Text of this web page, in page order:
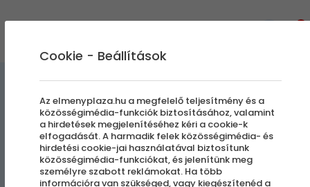
Mandalafestő workshop
Kerepes - Szilasliget
Cookie - Beállítások
Az elmenyplaza.hu a megfelelő teljesítmény és a
közösségimédia-funkciók biztosításához, valamint
a hirdetések megjelenítéséhez kéri a cookie-k
elfogadását. A harmadik felek közösségimédia- és
hirdetési cookie-jai használatával biztosítunk
közösségimédia-funkciókat, és jelenítünk meg
személyre szabott reklámokat. Ha több
információra van szükséged, vagy kiegészítenéd a